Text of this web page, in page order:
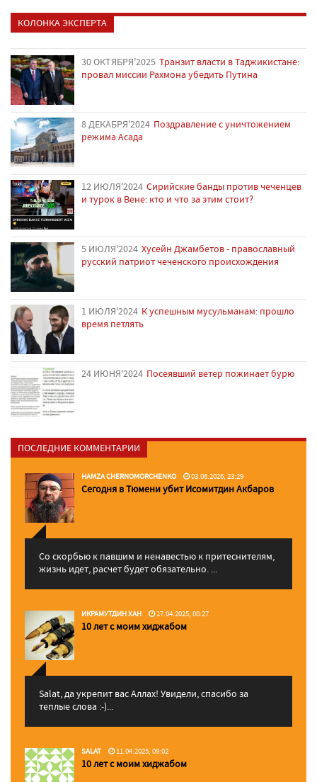
КОЛОНКА ЭКСПЕРТА
30 ОКТЯБРЯ'2025 Транзит власти в Таджикистане:
провал миссии Рахмона убедить Путина
8 ДЕКАБРЯ'2024 Поздравление с уничтожением
режима Асада
12 ИЮЛЯ'2024 Сирийские банды против чеченцев
и турок в Вене: кто и что за этим стоит?
5 ИЮЛЯ'2024 Хусейн Джамбетов - православный
русский патриот чеченского происхождения
1 ИЮЛЯ'2024 К успешным мусульманам: прошло
время петлять
24 ИЮНЯ'2024 Посеявший ветер пожинает бурю
ПОСЛЕДНИЕ КОММЕНТАРИИ
HAMZA CHERNOMORCHENKO 03.06.2026, 23:29
Сегодня в Тюмени убит Исомитдин Акбаров
Со скорбью к павшим и ненавестью к притеснителям,
жизнь идет, расчет будет обязательно. ...
ИКРАМУТДИН ХАН 17.04.2025, 00:27
10 лет с моим хиджабом
Salat, да укрепит вас Аллаx! Увидели, спасибо за
теплые слова :-)...
SALAT 11.04.2025, 09:02
10 лет с моим хиджабом